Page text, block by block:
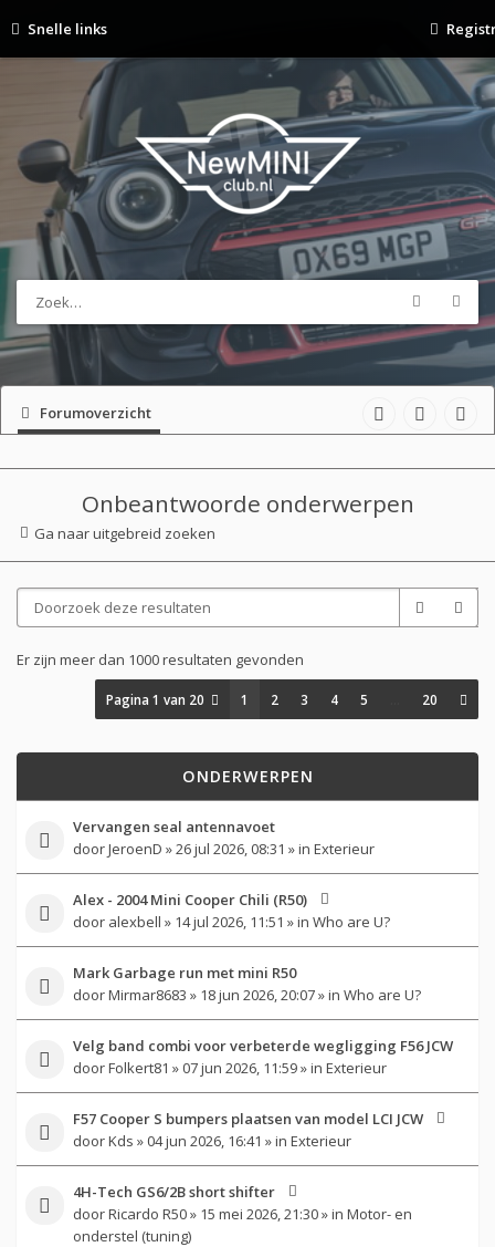
Snelle links
Forumoverzicht
Onbeantwoorde onderwerpen
Ga naar uitgebreid zoeken
Er zijn meer dan 1000 resultaten gevonden
Pagina1 van 20 1 2 3 4 5 20
ONDERWERPEN
Vervangen seal antennavoet
doorJeroenD » 26 jul 2026, 08:31 » in Exterieur
Alex - 2004 Mini Cooper Chili (R50)
door alexbell » 14 jul 2026, 11:51 » in Who are U?
Mark Garbage run met mini R50
doorMirmar8683 » 18 jun 2026, 20:07 » in Who are U?
Velg band combi voor verbeterde wegligging F56 JCW
doorFolkert81 » 07 jun 2026, 11:59 » in Exterieur
F57 Cooper S bumpers plaatsen van model LCI JCW
doorKds » 04 jun 2026, 16:41 » in Exterieur
4H-Tech GS6/2B short shifter
doorRicardo R50» 15 mei 2026, 21:30 » in Motor- en
onderstel (tuning)